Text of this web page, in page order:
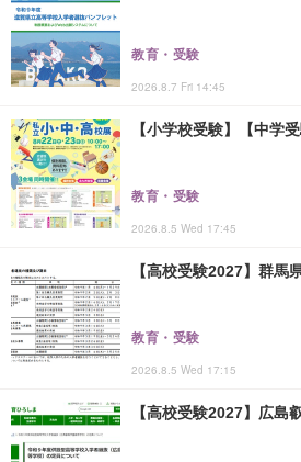
教育・受験
2026.8.7 Fri 14:45
【小学校受験】【中学
教育・受験
2026.8.5 Wed 17:45
【高校受験2027】群
教育・受験
2026.8.5 Wed 17:15
【高校受験2027】広